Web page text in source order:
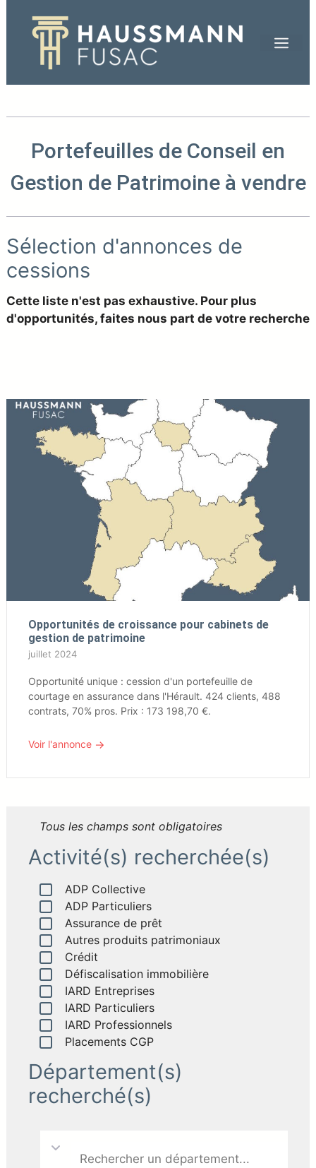
contenu
Portefeuilles de Conseil en
Gestion de Patrimoine à vendre
Sélection d'annonces de
cessions
Cette liste n'est pas exhaustive. Pour plus
d'opportunités, faites nous part de votre recherche
Opportunités de croissance pour cabinets de
gestion de patrimoine
juillet 2024
Opportunité unique : cession d'un portefeuille de
courtage en assurance dans l'Hérault. 424 clients, 488
contrats, 70% pros. Prix : 173 198,70 €.
Voir l'annonce →
Tous les champs sont obligatoires
Activité(s) recherchée(s)
ADP Collective
ADP Particuliers
Assurance de prêt
Autres produits patrimoniaux
Crédit
Défiscalisation immobilière
IARD Entreprises
IARD Particuliers
IARD Professionnels
Placements CGP
Département(s)
recherché(s)